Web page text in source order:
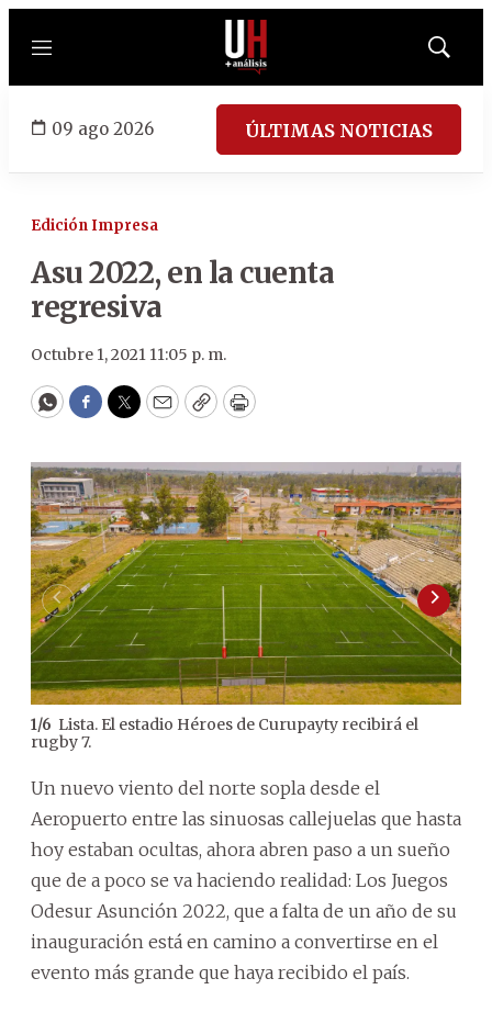
Menú
Mostrar
09 ago 2026 ÚLTIMAS NOTICIAS
Edición Impresa
Asu 2022, en la cuenta
regresiva
Octubre 1, 2021 11:05 p. m.
WhatsApp
Facebook
Twitter
EmailCopyPrint
1/6 Lista. El estadio Héroes de Curupayty recibirá el
rugby 7.
Un nuevo viento del norte sopla desde el
Aeropuerto entre las sinuosas callejuelas que hasta
hoy estaban ocultas, ahora abren paso a un sueño
que de a poco se va haciendo realidad: Los Juegos
Odesur Asunción 2022, que a falta de un año de su
inauguración está en camino a convertirse en el
evento más grande que haya recibido el país.